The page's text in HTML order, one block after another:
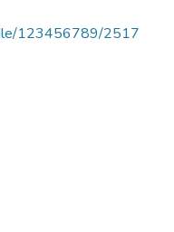
123456789/2517